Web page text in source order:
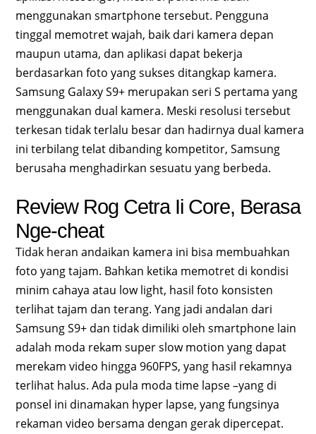
menggunakan smartphone tersebut. Pengguna
tinggal memotret wajah, baik dari kamera depan
maupun utama, dan aplikasi dapat bekerja
berdasarkan foto yang sukses ditangkap kamera.
Samsung Galaxy S9+ merupakan seri S pertama yang
menggunakan dual kamera. Meski resolusi tersebut
terkesan tidak terlalu besar dan hadirnya dual kamera
ini terbilang telat dibanding kompetitor, Samsung
berusaha menghadirkan sesuatu yang berbeda.
Review Rog Cetra Ii Core, Berasa
Nge-cheat
Tidak heran andaikan kamera ini bisa membuahkan
foto yang tajam. Bahkan ketika memotret di kondisi
minim cahaya atau low light, hasil foto konsisten
terlihat tajam dan terang. Yang jadi andalan dari
Samsung S9+ dan tidak dimiliki oleh smartphone lain
adalah moda rekam super slow motion yang dapat
merekam video hingga 960FPS, yang hasil rekamnya
terlihat halus. Ada pula moda time lapse –yang di
ponsel ini dinamakan hyper lapse, yang fungsinya
rekaman video bersama dengan gerak dipercepat.